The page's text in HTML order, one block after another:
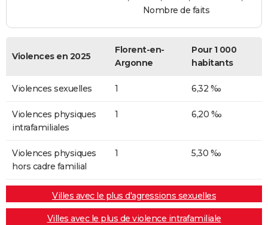
Nombre de faits
Violences en 2025
Florent-en-
Argonne
Pour 1 000
habitants
Violences sexuelles 1 6,32 ‰
Violences physiques
intrafamiliales
1 6,20 ‰
Violences physiques
hors cadre familial
1 5,30 ‰
Villes avec le plus d'agressions sexuelles
Villes avec le plus de violence intrafamiliale